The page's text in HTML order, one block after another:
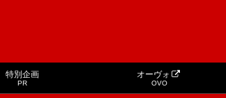
特別企画
PR
オーヴォ
OVO